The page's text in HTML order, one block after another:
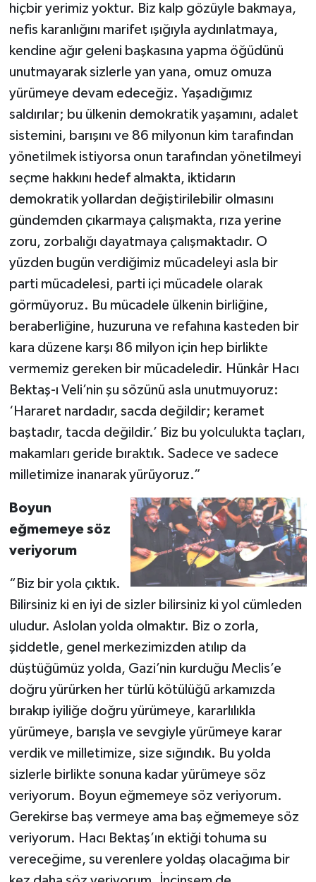
hiçbir yerimiz yoktur. Biz kalp gözüyle bakmaya,
nefis karanlığını marifet ışığıyla aydınlatmaya,
kendine ağır geleni başkasına yapma öğüdünü
unutmayarak sizlerle yan yana, omuz omuza
yürümeye devam edeceğiz. Yaşadığımız
saldırılar; bu ülkenin demokratik yaşamını, adalet
sistemini, barışını ve 86 milyonun kim tarafından
yönetilmek istiyorsa onun tarafından yönetilmeyi
seçme hakkını hedef almakta, iktidarın
demokratik yollardan değiştirilebilir olmasını
gündemden çıkarmaya çalışmakta, rıza yerine
zoru, zorbalığı dayatmaya çalışmaktadır. O
yüzden bugün verdiğimiz mücadeleyi asla bir
parti mücadelesi, parti içi mücadele olarak
görmüyoruz. Bu mücadele ülkenin birliğine,
beraberliğine, huzuruna ve refahına kasteden bir
kara düzene karşı 86 milyon için hep birlikte
vermemiz gereken bir mücadeledir. Hünkâr Hacı
Bektaş-ı Veli’nin şu sözünü asla unutmuyoruz:
‘Hararet nardadır, sacda değildir; keramet
baştadır, tacda değildir.’ Biz bu yolculukta taçları,
makamları geride bıraktık. Sadece ve sadece
milletimize inanarak yürüyoruz.”
Boyun
eğmemeye söz
veriyorum
“Biz bir yola çıktık.
Bilirsiniz ki en iyi de sizler bilirsiniz ki yol cümleden
uludur. Aslolan yolda olmaktır. Biz o zorla,
şiddetle, genel merkezimizden atılıp da
düştüğümüz yolda, Gazi’nin kurduğu Meclis’e
doğru yürürken her türlü kötülüğü arkamızda
bırakıp iyiliğe doğru yürümeye, kararlılıkla
yürümeye, barışla ve sevgiyle yürümeye karar
verdik ve milletimize, size sığındık. Bu yolda
sizlerle birlikte sonuna kadar yürümeye söz
veriyorum. Boyun eğmemeye söz veriyorum.
Gerekirse baş vermeye ama baş eğmemeye söz
veriyorum. Hacı Bektaş’ın ektiği tohuma su
vereceğime, su verenlere yoldaş olacağıma bir